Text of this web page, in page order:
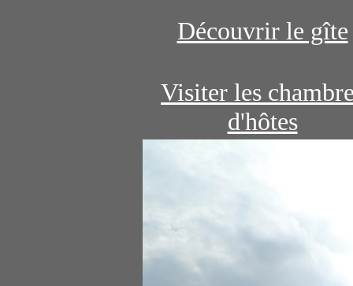
Découvrir le gîte
Visiter les
d'hôtes